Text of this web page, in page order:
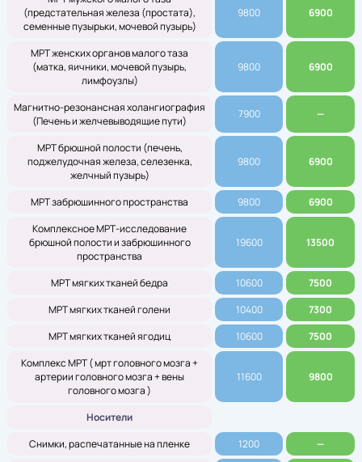
(предстательная железа (простата),
семенные пузырьки, мочевой пузырь)
9800 6900
МРТ женских органов малого таза
(матка, яичники, мочевой пузырь,
лимфоузлы)
9800 6900
Магнитно-резонансная холангиография
(Печень и желчевыводящие пути)
7900 —
МРТ брюшной полости (печень,
поджелудочная железа, селезенка,
желчный пузырь)
9800 6900
МРТ забрюшинного пространства 9800
6900
Комплексное МРТ-исследование
брюшной полости и забрюшинного
пространства
19600 13500
МРТ мягких тканей бедра 10600
7500
МРТ мягких тканей голени
10400
7300
МРТ мягких тканей ягодиц
10600
7500
Комплекс МРТ ( мрт головного мозга +
артерии головного мозга + вены
головного мозга )
11600 9800
Носители
Снимки, распечатанные на пленке
1200
—